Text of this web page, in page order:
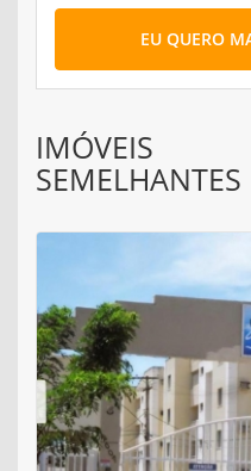
EU QUERO
IMÓVEIS
SEMELHANTES